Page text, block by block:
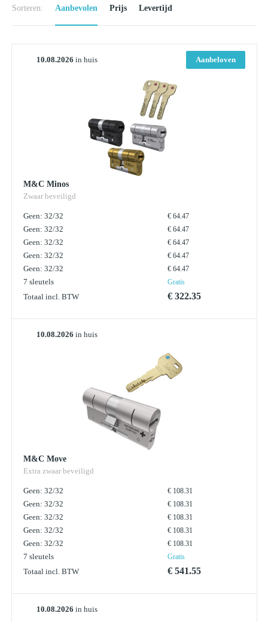
Sorteren: Aanbevolen Prijs Levertijd
10.08.2026 in huis Aanbeloven
M&C Minos
Zwaar beveiligd
Geen: 32/32 € 64.47
Geen: 32/32 € 64.47
Geen: 32/32 € 64.47
Geen: 32/32 € 64.47
Geen: 32/32 € 64.47
7 sleutels Gratis
Totaal incl. BTW € 322.35
10.08.2026 in huis
M&C Move
Extra zwaar beveiligd
Geen: 32/32 € 108.31
Geen: 32/32 € 108.31
Geen: 32/32 € 108.31
Geen: 32/32 € 108.31
Geen: 32/32 € 108.31
7 sleutels Gratis
Totaal incl. BTW € 541.55
10.08.2026 in huis